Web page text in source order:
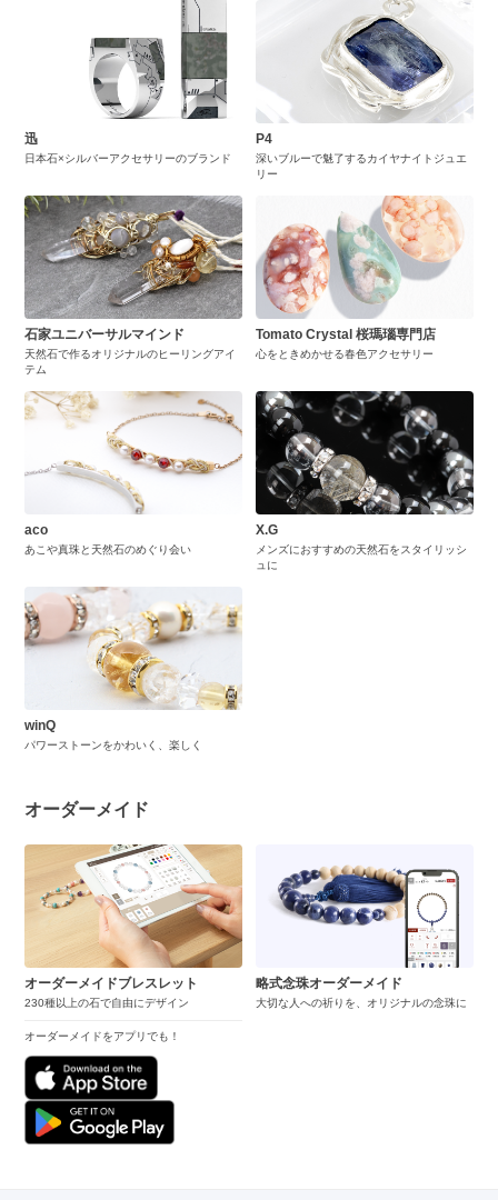
迅
日本石×シルバーアクセサリーのブランド
P4
深いブルーで魅了するカイヤナイトジュエ
リー
石家ユニバーサルマインド
天然石で作るオリジナルのヒーリングアイ
テム
Tomato Crystal 桜瑪瑙専門店
心をときめかせる春色アクセサリー
aco
あこや真珠と天然石のめぐり会い
X.G
メンズにおすすめの天然石をスタイリッシ
ュに
winQ
パワーストーンをかわいく、楽しく
オーダーメイド
オーダーメイドブレスレット
230種以上の石で自由にデザイン
オーダーメイドをアプリでも！
略式念珠オーダーメイド
大切な人への祈りを、オリジナルの念珠に